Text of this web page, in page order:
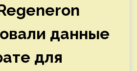
данные
для